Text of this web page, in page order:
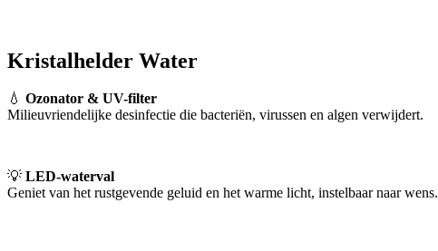
Kristalhelder Water
💧 Ozonator & UV-filter
Milieuvriendelijke desinfectie die bacteriën, virussen en algen verwijdert.
💡 LED-waterval
Geniet van het rustgevende geluid en het warme licht, instelbaar naar wens.